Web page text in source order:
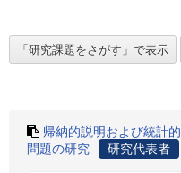
帰納的説明および統計
問題の研究
研究代表者